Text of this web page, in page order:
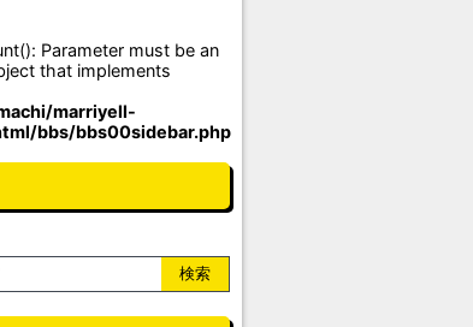
Parameter must be an
that implements
marriyell-
bbs/bbs00sidebar.php